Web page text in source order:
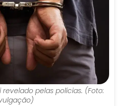
pelas polícias. (Foto: